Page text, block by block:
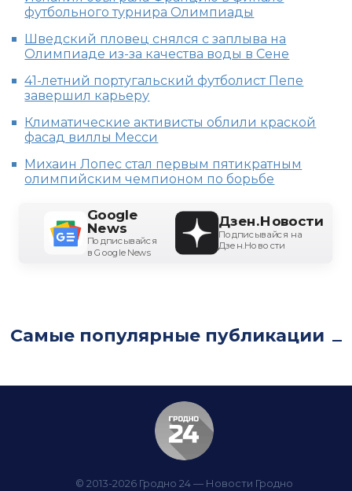
футбольного турнира Олимпиады
Шведский пловец снялся с заплыва на
Олимпиаде из-за качества воды в Сене
41-летний португальский футболист Пепе
завершил карьеру
Климатические активисты облили краской
фасад виллы Месси
Михаин Лопес стал первым пятикратным
олимпийским чемпионом по борьбе
Google
News
Подписывайся
в Google News
Дзен.Новости
Подписывайся на
Дзен.Новости
Самые популярные публикации
© 2013-2026 Гродно 24 — Новости Гродно